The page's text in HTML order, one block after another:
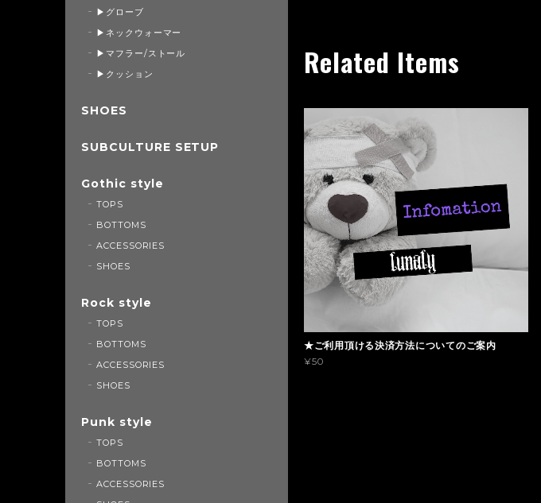
Related Items
★ご利用頂ける決済方法についてのご案内
¥50
▶グローブ
▶ネックウォーマー
▶マフラー/ストール
▶クッション
SHOES
SUBCULTURE SETUP
Gothic style
TOPS
BOTTOMS
ACCESSORIES
SHOES
Rock style
TOPS
BOTTOMS
ACCESSORIES
SHOES
Punk style
TOPS
BOTTOMS
ACCESSORIES